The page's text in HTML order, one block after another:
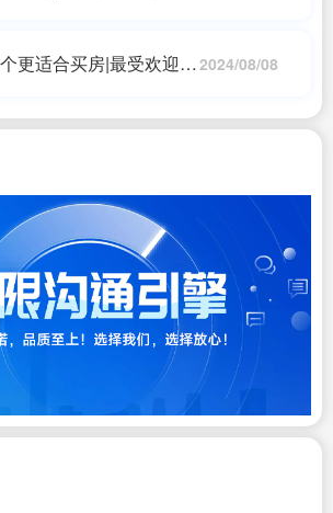
更适合买房|最受欢迎的 2024/08/08